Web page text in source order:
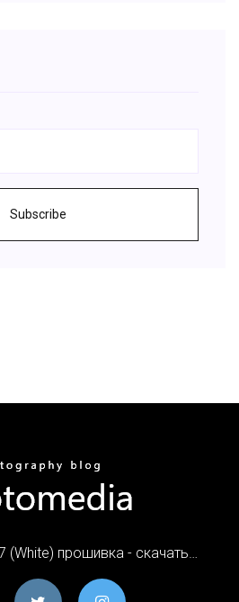
Subscribe
(White) прошивка - скачать…